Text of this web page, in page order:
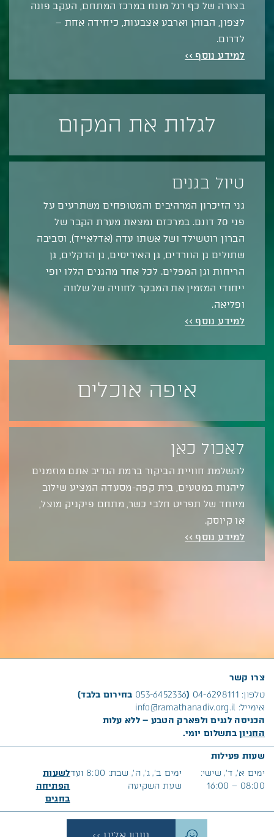
בצורה של כף רגל מונח במרכז המתחם, העקב פונה
לצפון, הבוהן וארבע אצבעות, כיחידה אחת –
לדרום.
למידע נוסף >>
לגלות את המקום
טיול בגנים
גני הזיכרון המרהיבים והמטופחים משתרעים על
פני 70 דונם. במרכזם נמצאת מערת הקבר של
הברון רוטשילד ושל אשתו עדה (אדלאייד), וסביבה
שתולים גן הוורדים, גן האיריסים, גן הדקלים, גן
הריחות וגן המפלים. לכל אחד מהגנים הללו יופי
ייחודי המזמין את המבקר לחוויה של שלווה
ופליאה.
למידע נוסף >>
איפה אוכלים
לאכול כאן
להשלמת חוויית הביקור ברמת הנדיב אתם מוזמנים
ליהנות במטעים, בית קפה-מסעדה המציע שילוב
מיוחד של תפריט חלבי כשר, מתחם פיקניק מוצל,
או קיוסק.
למידע נוסף >>
צרו קשר
טלפון: 04-6298111
(
053-6452336 בחירום בלבד)
אימייל: info@ramathanadiv.org.il
הכניסה לגנים ולפארק הטבע – ללא עלות
החניוןבתשלום יומי.
שעות פעילות
ימים א׳, ד’, שישי:
08:00 – 16:00
ימים ב’, ג’, ה’, שבת: 8:00 ועד
שעת השקיעה
לשעות
הפתיחה
בחגים